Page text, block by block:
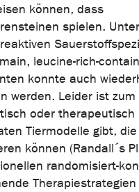
können, dass
spielen.
leucine-rich-
konnte auch
werden. Leider ist zum
oder therapeutisch
Tiermodelle gibt,
können (Randall´s
randomisiert-